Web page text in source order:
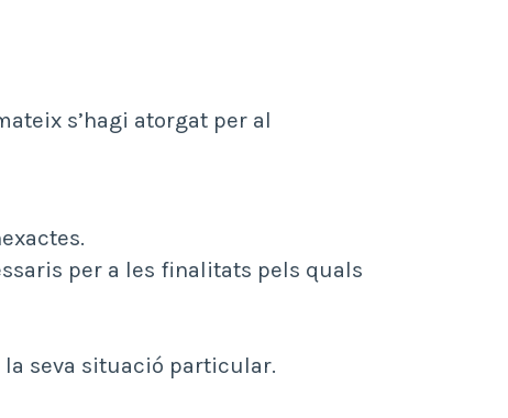
s’hagi atorgat per al
per a les finalitats pels quals
la seva situació particular.